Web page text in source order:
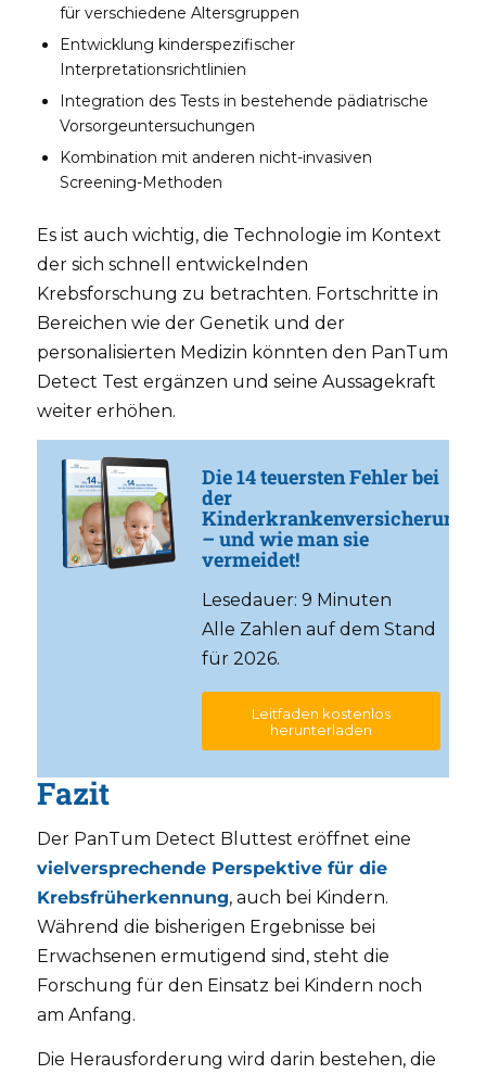
für verschiedene Altersgruppen
Entwicklung kinderspezifischer
Interpretationsrichtlinien
Integration des Tests in bestehende pädiatrische
Vorsorgeuntersuchungen
Kombination mit anderen nicht-invasiven
Screening-Methoden
Es ist auch wichtig, die Technologie im Kontext
der sich schnell entwickelnden
Krebsforschung zu betrachten. Fortschritte in
Bereichen wie der Genetik und der
personalisierten Medizin könnten den PanTum
Detect Test ergänzen und seine Aussagekraft
weiter erhöhen.
Die 14 teuersten Fehler bei
der
Kinderkrankenversicherung
– und wie man sie
vermeidet!
Lesedauer: 9 Minuten
Alle Zahlen auf dem Stand
für 2026.
Leitfaden kostenlos
herunterladen
Fazit
Der PanTum Detect Bluttest eröffnet eine
vielversprechende Perspektive für die
Krebsfrüherkennung, auch bei Kindern.
Während die bisherigen Ergebnisse bei
Erwachsenen ermutigend sind, steht die
Forschung für den Einsatz bei Kindern noch
am Anfang.
Die Herausforderung wird darin bestehen, die